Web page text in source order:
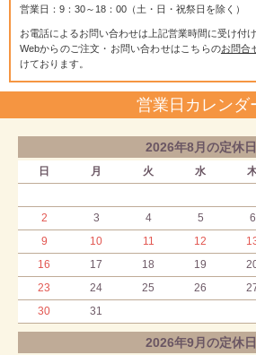
営業日：9：30～18：00（土・日・祝祭日を除く）
お電話によるお問い合わせは上記営業時間に受け付け
Webからのご注文・お問い合わせはこちらのお問合
けております。
営業日カレンダ
2026年8月の定休日
日 月 火 水
2
3 4 5 6
9
10 11 12
16
17 18 19
23
24 25 26
30
31
2026年9月の定休日